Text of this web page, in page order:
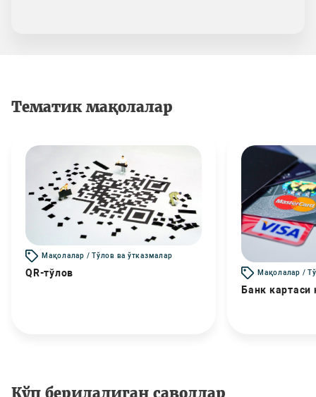
Тематик мақолалар
Мақолалар / Тўлов ва ўтказмалар
QR-тўлов Мақолалар /
Банк картаси
Кўп бериладиган саволлар